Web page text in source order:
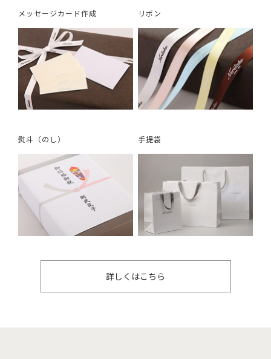
メッセージカード作成 リボン
熨斗（のし） 手提袋
詳しくはこちら